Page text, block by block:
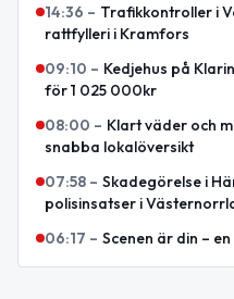
14:36 – Trafikkontroller i
rattfylleri i Kramfors
09:10 – Kedjehus på
för 1 025 000kr
08:00 – Klart väder och
snabba lokalöversikt
07:58 – Skadegörelse i
polisinsatser i
06:17 – Scenen är din –